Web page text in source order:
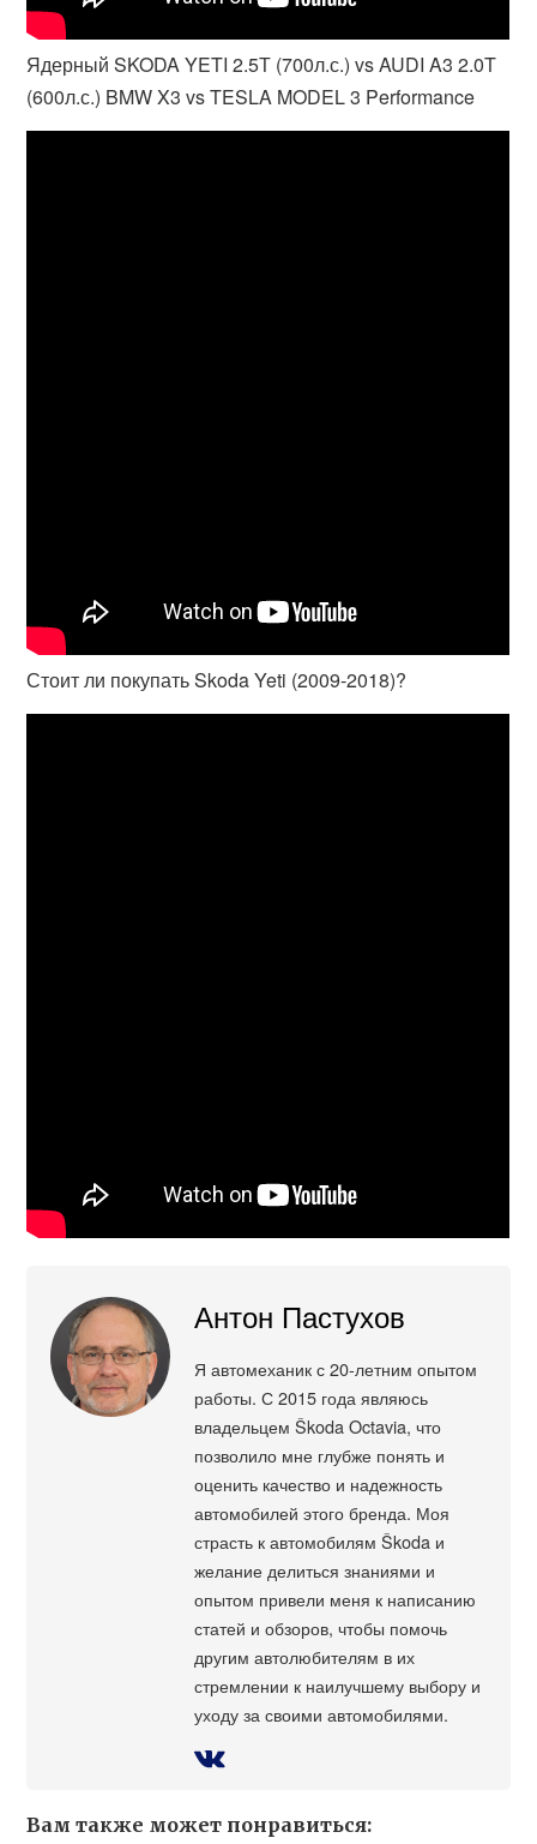
Ядерный SKODA YETI 2.5Т (700л.с.) vs AUDI A3 2.0T
(600л.с.) BMW X3 vs TESLA MODEL 3 Performance
Стоит ли покупать Skoda Yeti (2009-2018)?
Антон Пастухов
Я автомеханик с 20-летним опытом
работы. С 2015 года являюсь
владельцем Škoda Octavia, что
позволило мне глубже понять и
оценить качество и надежность
автомобилей этого бренда. Моя
страсть к автомобилям Škoda и
желание делиться знаниями и
опытом привели меня к написанию
статей и обзоров, чтобы помочь
другим автолюбителям в их
стремлении к наилучшему выбору и
уходу за своими автомобилями.
Вам также может понравиться: